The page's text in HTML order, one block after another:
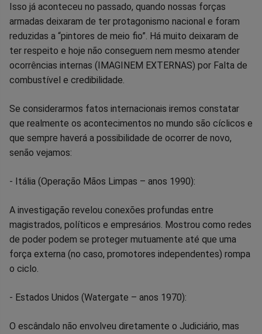
Isso já aconteceu no passado, quando nossas forças
armadas deixaram de ter protagonismo nacional e foram
reduzidas a “pintores de meio fio”. Há muito deixaram de
ter respeito e hoje não conseguem nem mesmo atender
ocorrências internas (IMAGINEM EXTERNAS) por Falta de
combustível e credibilidade.
Se considerarmos fatos internacionais iremos constatar
que realmente os acontecimentos no mundo são cíclicos e
que sempre haverá a possibilidade de ocorrer de novo,
senão vejamos:
- Itália (Operação Mãos Limpas – anos 1990):
A investigação revelou conexões profundas entre
magistrados, políticos e empresários. Mostrou como redes
de poder podem se proteger mutuamente até que uma
força externa (no caso, promotores independentes) rompa
o ciclo.
- Estados Unidos (Watergate – anos 1970):
O escândalo não envolveu diretamente o Judiciário, mas